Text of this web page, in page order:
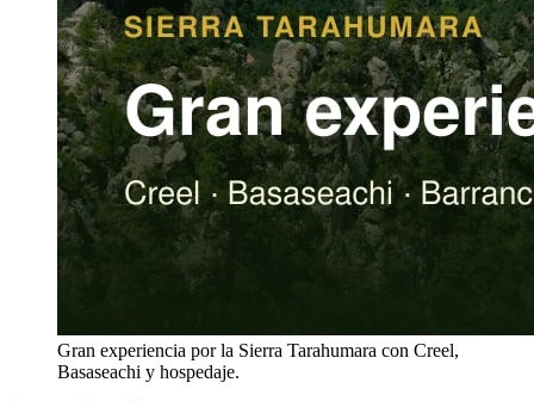
Gran experiencia por la Sierra Tarahumara con Creel,
Basaseachi y hospedaje.